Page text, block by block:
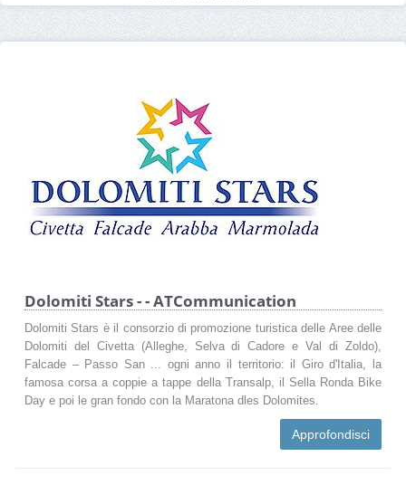
Dolomiti Stars - - ATCommunication
Dolomiti Stars è il consorzio di promozione turistica delle Aree delle
Dolomiti del Civetta (Alleghe, Selva di Cadore e Val di Zoldo),
Falcade – Passo San ... ogni anno il territorio: il Giro d'Italia, la
famosa corsa a coppie a tappe della Transalp, il Sella Ronda Bike
Day e poi le gran fondo con la Maratona dles Dolomites.
Approfondisci